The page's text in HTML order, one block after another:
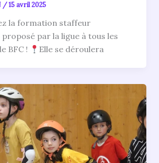
/15 avril 2025
la formation staffeur
par la ligue à tous les
BFC !
Elle se déroulera